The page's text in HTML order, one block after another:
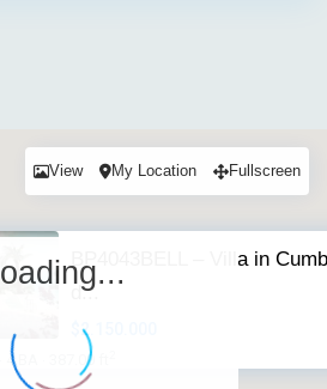
BP4043BELL – Villa in
d...
$2.150.000
4 BA 387.00 ft
loading...
View My Location Fullscreen